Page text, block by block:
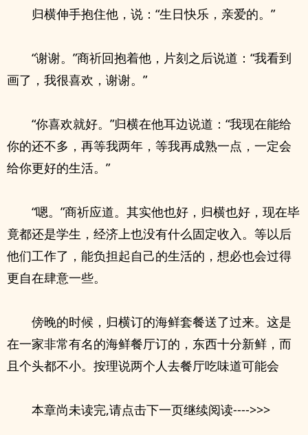
归横伸手抱住他，说：“生日快乐，亲爱的。”
“谢谢。”商祈回抱着他，片刻之后说道：“我看到
画了，我很喜欢，谢谢。”
“你喜欢就好。”归横在他耳边说道：“我现在能给
你的还不多，再等我两年，等我再成熟一点，一定会
给你更好的生活。”
“嗯。”商祈应道。其实他也好，归横也好，现在毕
竟都还是学生，经济上也没有什么固定收入。等以后
他们工作了，能负担起自己的生活的，想必也会过得
更自在肆意一些。
傍晚的时候，归横订的海鲜套餐送了过来。这是
在一家非常有名的海鲜餐厅订的，东西十分新鲜，而
且个头都不小。按理说两个人去餐厅吃味道可能会
本章尚未读完,请点击下一页继续阅读---->>>